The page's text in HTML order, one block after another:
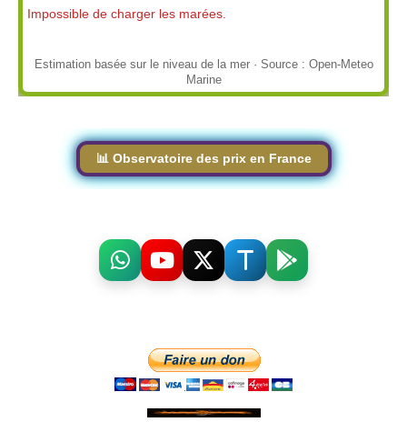
Impossible de charger les marées.
Estimation basée sur le niveau de la mer · Source : Open-Meteo
Marine
📊 Observatoire des prix en France